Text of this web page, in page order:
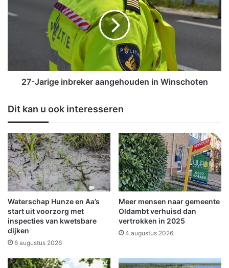
o
u
e
u
w
o
l
d
a
J
e
r
e
k
e
r
a
a
n
g
e
h
o
u
e
27-Jarige inbreker aangehouden in Winschoten
Dit kan u ook interesseren
Waterschap Hunze en Aa’s
start uit voorzorg met
inspecties van kwetsbare
dijken
6 augustus 2026
Meer mensen naar gemeente
Oldambt verhuisd dan
vertrokken in 2025
4 augustus 2026